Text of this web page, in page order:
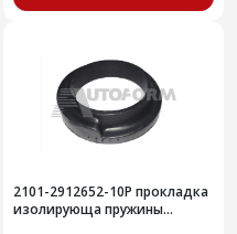
2101-2912652-10Р прокладка
изолирующа пружины